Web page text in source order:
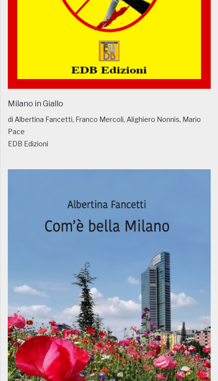
Milano in Giallo
di Albertina Fancetti, Franco Mercoli, Alighiero Nonnis, Mario
Pace
EDB Edizioni